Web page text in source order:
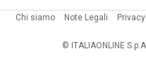
Chi siamo Note Legali Privacy
© ITALIAONLINE